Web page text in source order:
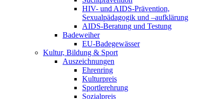
HIV- und AIDS-Prävention,
Sexualpädagogik und –aufklärung
AIDS-Beratung und Testung
Badeweiher
EU-Badegewässer
Kultur, Bildung & Sport
Auszeichnungen
Ehrenring
Kulturpreis
Sportlerehrung
Sozialpreis